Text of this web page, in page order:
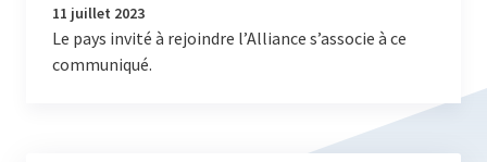
11 juillet 2023
Le pays invité à rejoindre l’Alliance s’associe à ce
communiqué.